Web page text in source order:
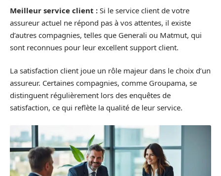
Meilleur service client : Si le service client de votre
assureur actuel ne répond pas à vos attentes, il existe
d’autres compagnies, telles que Generali ou Matmut, qui
sont reconnues pour leur excellent support client.
La satisfaction client joue un rôle majeur dans le choix d’un
assureur. Certaines compagnies, comme Groupama, se
distinguent régulièrement lors des enquêtes de
satisfaction, ce qui reflète la qualité de leur service.